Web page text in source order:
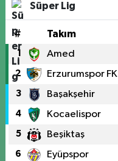
Süper Lig
# Takım
1 Amed
2 Erzurumspor FK
3 Başakşehir
4 Kocaelispor
5 Beşiktaş
6 Eyüpspor